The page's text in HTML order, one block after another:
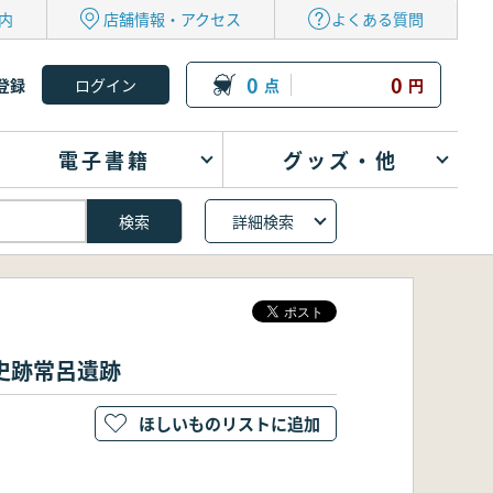
店舗情報・アクセス よくある質問
録 0 点 0 円
電子書籍 グッズ・他
詳細検索
跡常呂遺跡
ほしいものリストに追加